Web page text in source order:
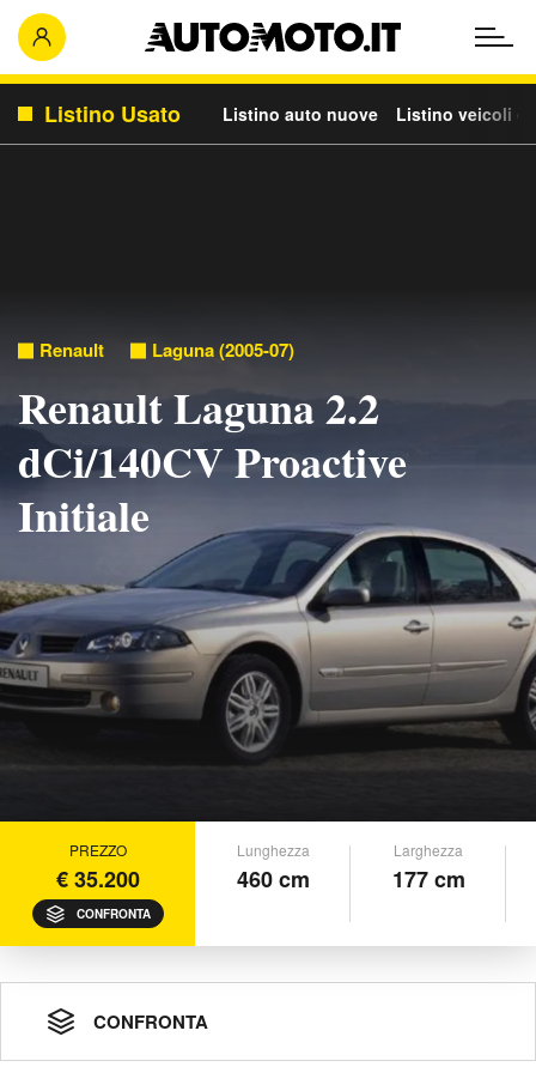
Listino Usato Listino auto nuove Listino veicoli
Renault Laguna (2005-07)
Renault Laguna 2.2
dCi/140CV Proactive
Initiale
PREZZO
€ 35.200
CONFRONTA
Lunghezza
460 cm
Larghezza
177 cm
CONFRONTA